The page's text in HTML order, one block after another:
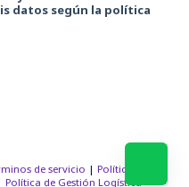
datos según la política
de servicio | Política de
Política de Gestión Logística